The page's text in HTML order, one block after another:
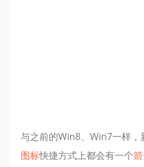
与之前的Win8、Win7一样，
图标快捷方式上都会有一个